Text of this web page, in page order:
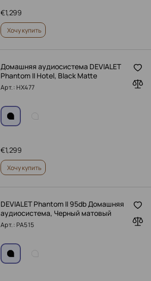
1,299
€
Хочу купить
Домашняя аудиосистема DEVIALET
Phantom II Hotel, Black Matte
Арт.: HX477
1,299
€
Хочу купить
DEVIALET Phantom II 95db Домашняя
аудиосистема, Черный матовый
Арт.: PA515